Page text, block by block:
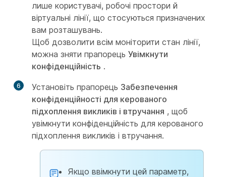
лише користувачі, робочі простори й
віртуальні лінії, що стосуються призначених
вам розташувань.
Щоб дозволити всім моніторити стан лінії,
можна зняти прапорець Увімкнути
конфіденційність .
6 Установіть прапорець Забезпечення
конфіденційності для керованого
підхоплення викликів і втручання , щоб
увімкнути конфіденційність для керованого
підхоплення викликів і втручання.
Якщо ввімкнути цей параметр,